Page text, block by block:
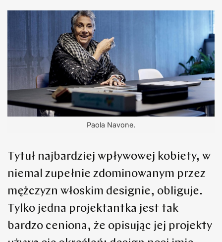
Paola Navone.
Tytuł najbardziej wpływowej kobiety, w
niemal zupełnie zdominowanym przez
mężczyzn włoskim designie, obliguje.
Tylko jedna projektantka jest tak
bardzo ceniona, że opisując jej projekty